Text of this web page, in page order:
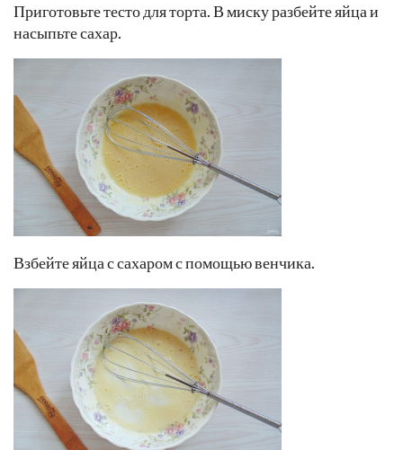
Приготовьте тесто для торта. В миску разбейте яйца и
насыпьте сахар.
Взбейте яйца с сахаром с помощью венчика.